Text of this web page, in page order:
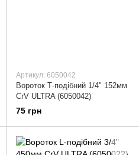
Артикул: 6050042
Вороток Т-подібний 1/4" 152мм
CrV ULTRA (6050042)
75 грн